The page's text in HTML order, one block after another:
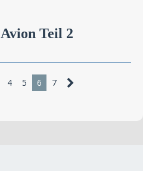
Teil 2
4 5 6 7